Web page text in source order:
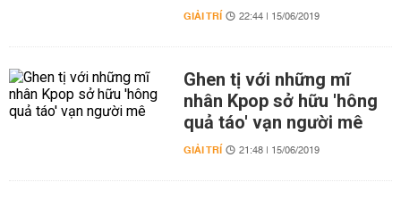
GIẢI TRÍ 22:44 | 15/06/2019
Ghen tị với những mĩ
nhân Kpop sở hữu 'hông
quả táo' vạn người mê
GIẢI TRÍ 21:48 | 15/06/2019